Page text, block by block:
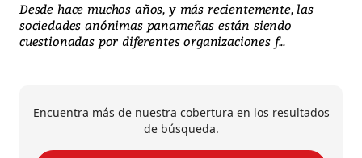
Desde hace muchos años, y más recientemente, las
sociedades anónimas panameñas están siendo
cuestionadas por diferentes organizaciones f...
Encuentra más de nuestra cobertura en los resultados
de búsqueda.